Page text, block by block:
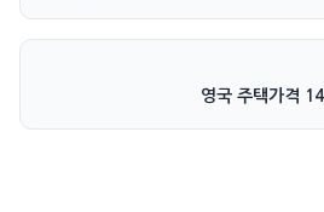
영국 주택가격